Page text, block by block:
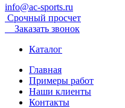
info@ac-sports.ru
Срочный просчет
Заказать звонок
Каталог
Главная
Примеры работ
Наши клиенты
Контакты